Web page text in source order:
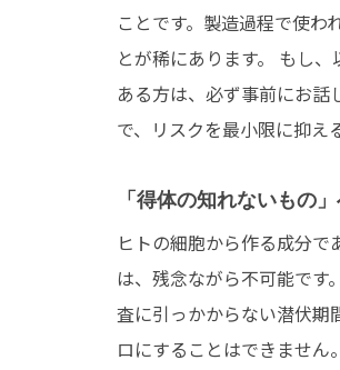
ことです。製造過程で使
とが稀にあります。 もし
ある方は、必ず事前にお
で、リスクを最小限に抑え
「得体の知れないもの
ヒトの細胞から作る成分
は、残念ながら不可能です
査に引っかからない潜伏期
ロにすることはできませ